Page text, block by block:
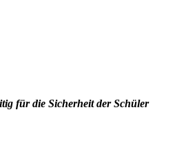
für die Sicherheit der Schüler